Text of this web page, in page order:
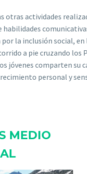
otras actividades
habilidades
la inclusión social,
a pie cruzando los
jóvenes comparten su
personal y
MEDIO